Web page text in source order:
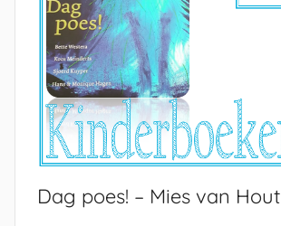
Dag poes! – Mies van Hout